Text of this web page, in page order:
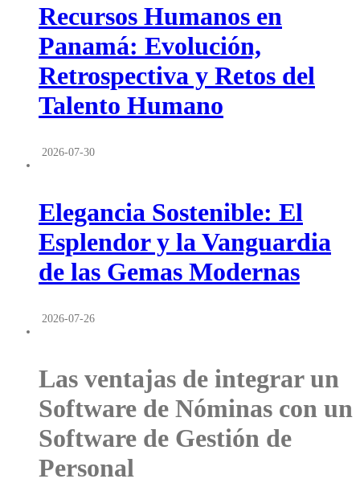
Recursos Humanos en
Panamá: Evolución,
Retrospectiva y Retos del
Talento Humano
2026-07-30
Elegancia Sostenible: El
Esplendor y la Vanguardia
de las Gemas Modernas
2026-07-26
Las ventajas de integrar un
Software de Nóminas con un
Software de Gestión de
Personal